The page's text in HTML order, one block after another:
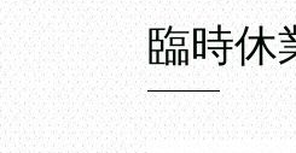
臨時休